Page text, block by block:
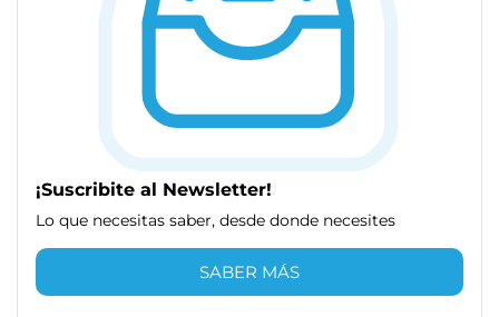
¡Suscribite al Newsletter!
Lo que necesitas saber, desde donde necesites
SABER MÁS